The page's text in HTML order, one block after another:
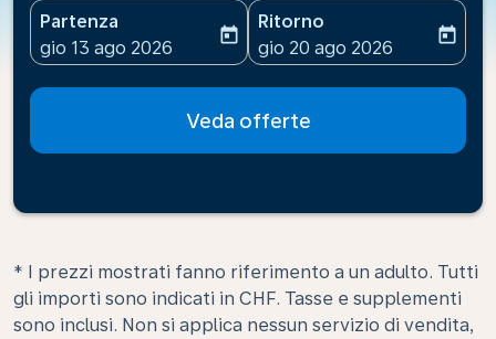
Partenza
fc-booking-departure-date-aria-label
gio 13 ago 2026
today
Ritorno
fc-booking-return-date-
gio 20 ago 2026
today
Veda offerte
* I prezzi mostrati fanno riferimento a un adulto. Tutti
gli importi sono indicati in CHF. Tasse e supplementi
sono inclusi. Non si applica nessun servizio di vendita,